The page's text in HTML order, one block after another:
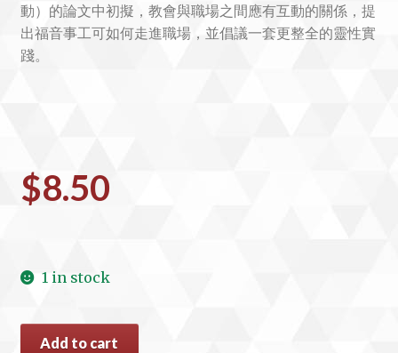
動）的論文中初擬，教會與職場之間應有互動的關係，提
出福音事工可如何走進職場，並倡議一套更整全的靈性實
踐。
$8.50
1 in stock
#15753
Add to cart